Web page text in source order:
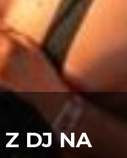
DJ NA